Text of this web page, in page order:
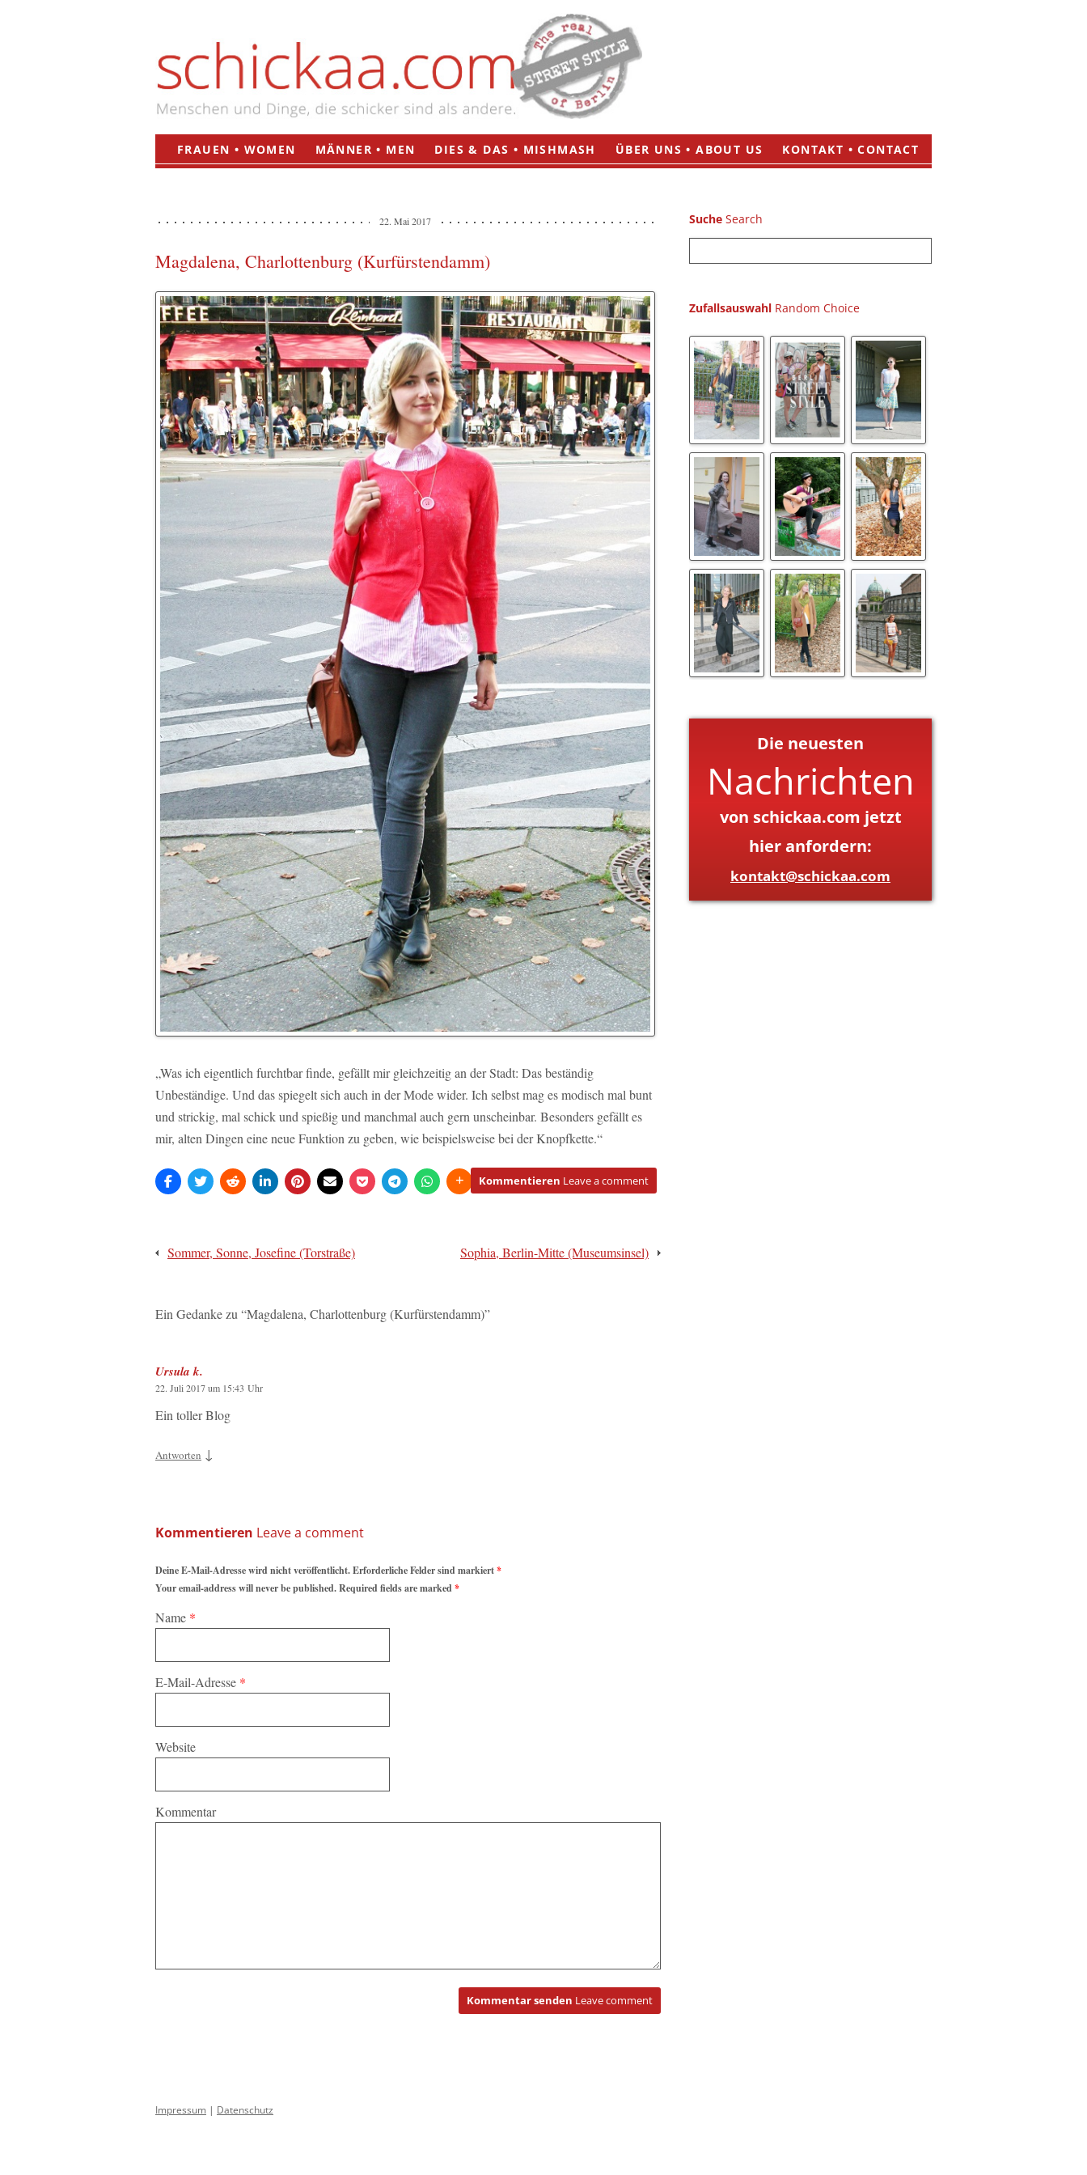
Inhalt
springen
FRAUEN • WOMEN MÄNNER • MEN DIES & DAS • MISHMASH ÜBER UNS • ABOUT US KONTAKT • CONTACT
22. Mai 2017
Magdalena, Charlottenburg (Kurfürstendamm)
„Was ich eigentlich furchtbar finde, gefällt mir gleichzeitig an der Stadt: Das beständig
Unbeständige. Und das spiegelt sich auch in der Mode wider. Ich selbst mag es modisch mal bunt
und strickig, mal schick und spießig und manchmal auch gern unscheinbar. Besonders gefällt es
mir, alten Dingen eine neue Funktion zu geben, wie beispielsweise bei der Knopfkette.“
Kommentieren Leave a comment
Beitragsnavigation
Sommer, Sonne, Josefine (Torstraße) Sophia, Berlin-Mitte (Museumsinsel)
Ein Gedanke zu “Magdalena, Charlottenburg (Kurfürstendamm)”
Ursula k.
22. Juli 2017 um 15:43 Uhr
Ein toller Blog
Antworten ↓
Kommentieren
Deine E-Mail-Adresse wird nicht veröffentlicht. Erforderliche Felder sind markiert*
Your email-address will never be published. Required fields are marked*
Name *
E-Mail-Adresse *
Website
Kommentar
Kommentar senden Leave comment
Suche
u
h
Zufallsauswahl
Die neuesten
Nachrichten
von schickaa.com jetzt
hier anfordern:
kontakt@schickaa.com
Impressum | Datenschutz